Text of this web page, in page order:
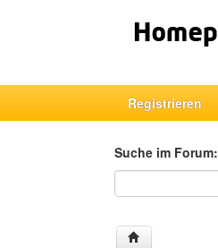
Registrieren
Suche im Forum:
Suche im Forum